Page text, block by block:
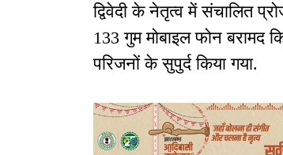
द्विवेदी के नेतृत्व में संचालित
133 गुम मोबाइल फोन बरामद
परिजनों के सुपुर्द किया गया.